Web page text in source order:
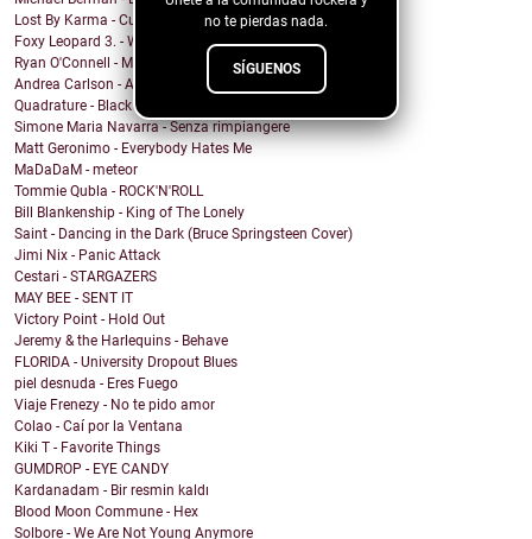
no te pierdas nada.
SÍGUENOS
Lost By Karma - Culpa
Foxy Leopard 3. - War & Peace
Ryan O'Connell - Mirror Coat
Andrea Carlson - Angels Walking
Quadrature - Black Hole Blues
Simone Maria Navarra - Senza rimpiangere
Matt Geronimo - Everybody Hates Me
MaDaDaM - meteor
Tommie Qubla - ROCK'N'ROLL
Bill Blankenship - King of The Lonely
Saint - Dancing in the Dark (Bruce Springsteen Cover)
Jimi Nix - Panic Attack
Cestari - STARGAZERS
MAY BEE - SENT IT
Victory Point - Hold Out
Jeremy & the Harlequins - Behave
FLORIDA - University Dropout Blues
piel desnuda - Eres Fuego
Viaje Frenezy - No te pido amor
Colao - Caí por la Ventana
Kiki T - Favorite Things
GUMDROP - EYE CANDY
Kardanadam - Bir resmin kaldı
Blood Moon Commune - Hex
Solbore - We Are Not Young Anymore